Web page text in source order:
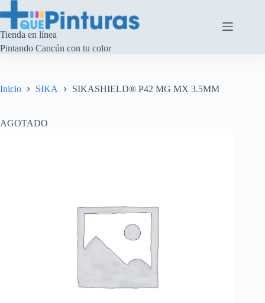
al
contenido
Tienda en línea
Pintando Cancún con tu color
Inicio SIKA SIKASHIELD® P42 MG MX 3.5MM
AGOTADO